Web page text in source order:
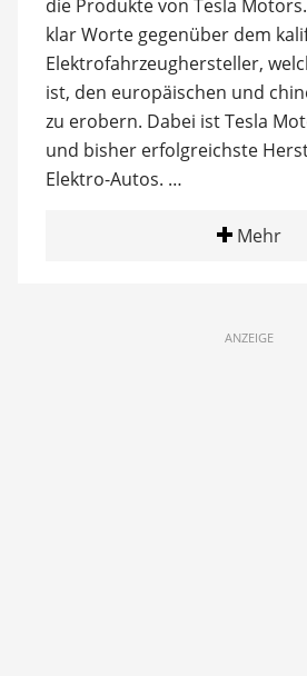
die Produkte von Tesla
klar Worte gegenüber dem
Elektrofahrzeughersteller,
ist, den europäischen und
zu erobern. Dabei ist Tesla
und bisher erfolgreichste
Elektro-Autos. …
Mehr
ANZEIGE